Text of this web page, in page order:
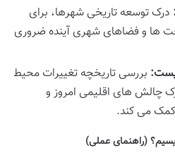
درک توسعه تاریخی شهرها، برای
ها و فضاهای شهری آینده ضروری
بررسی تاریخچه تغییرات محیط
چالش های اقلیمی امروز و
می کند.
(راهنمای عملی)